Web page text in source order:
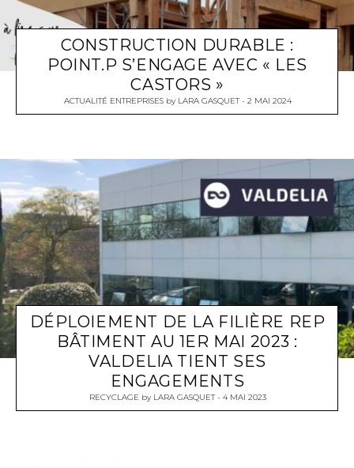
CONSTRUCTION DURABLE :
POINT.P S’ENGAGE AVEC « LES
CASTORS »
ACTUALITÉ ENTREPRISESby LARA GASQUET 2 MAI 2024
DÉPLOIEMENT DE LA FILIÈRE REP
BÂTIMENT AU 1ER MAI 2023 :
VALDELIA TIENT SES
ENGAGEMENTS
RECYCLAGE by LARA GASQUET 4 MAI 2023